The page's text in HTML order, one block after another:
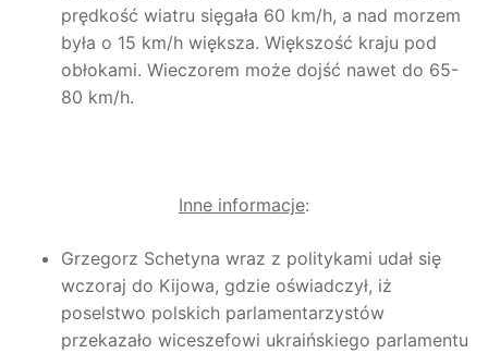
prędkość wiatru sięgała 60 km/h, a nad morzem
była o 15 km/h większa. Większość kraju pod
obłokami. Wieczorem może dojść nawet do 65-
80 km/h.
Inne informacje:
Grzegorz Schetyna wraz z politykami udał się
wczoraj do Kijowa, gdzie oświadczył, iż
poselstwo polskich parlamentarzystów
przekazało wiceszefowi ukraińskiego parlamentu